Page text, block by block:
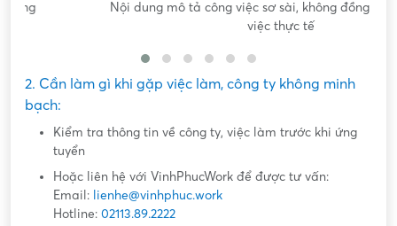
Nội dung mô tả công việc sơ sài, không đồng nhất với công
2. Cần làm gì khi gặp việc làm, công ty không minh
bạch:
Kiểm tra thông tin về công ty, việc làm trước khi ứng
tuyển
Hoặc liên hệ với VinhPhucWork để được tư vấn:
Email: lienhe@vinhphuc.work
Hotline: 02113.89.2222